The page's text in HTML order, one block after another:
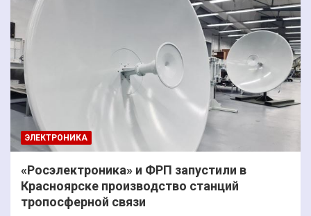
ЭЛЕКТРОНИКА
«Росэлектроника» и ФРП запустили в
Красноярске производство станций
тропосферной связи